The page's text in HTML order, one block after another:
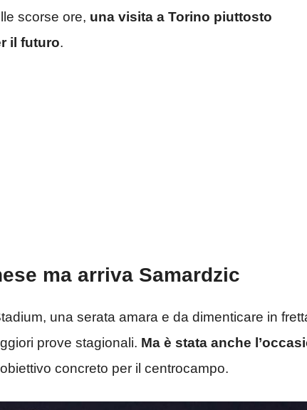
scorse ore, una visita a Torino piuttosto
il futuro.
ma arriva Samardzic
una serata amara e da dimenticare in
prove stagionali. Ma è stata anche
concreto per il centrocampo.